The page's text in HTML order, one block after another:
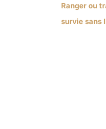
Ranger ou
survie sans